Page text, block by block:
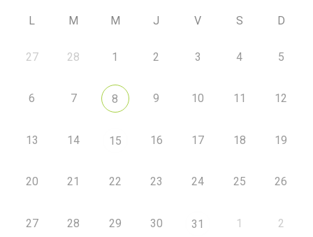
L M M J V S D
27 28 1 2 3 4 5
6 7 8 9 10 11 12
13 14 15 16 17 18 19
20 21 22 23 24 25 26
27 28 29 30 31 1 2